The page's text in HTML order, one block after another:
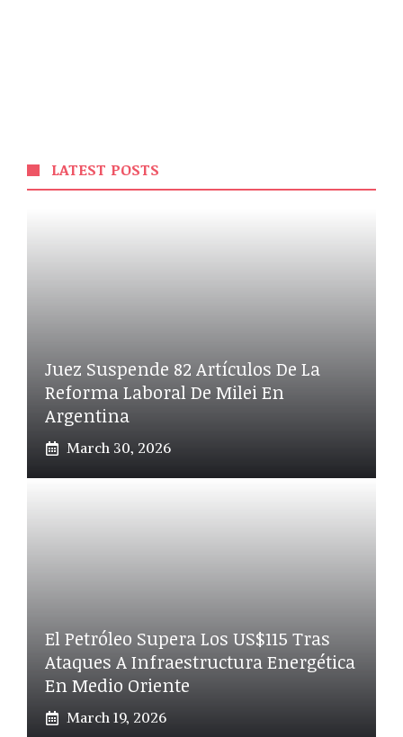
LATEST POSTS
Juez Suspende 82 Artículos De La
Reforma Laboral De Milei En
Argentina
March 30, 2026
El Petróleo Supera Los US$115 Tras
Ataques A Infraestructura Energética
En Medio Oriente
March 19, 2026